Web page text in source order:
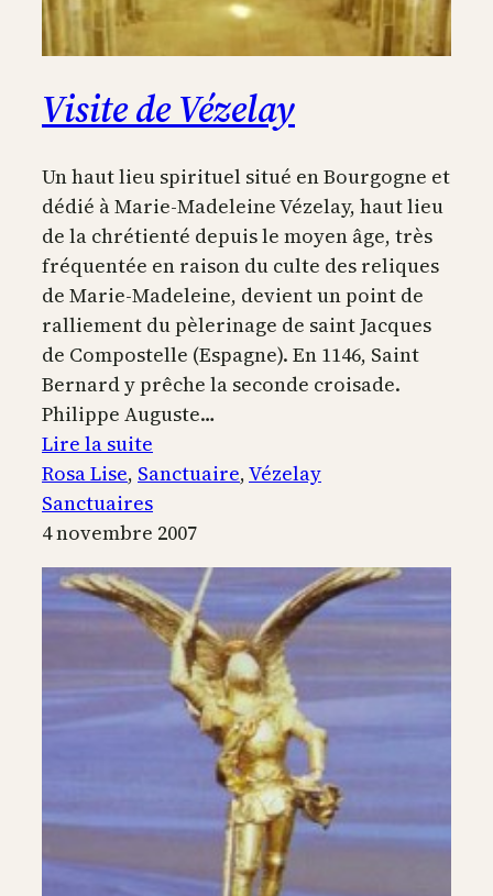
Visite de Vézelay
Un haut lieu spirituel situé en Bourgogne et
dédié à Marie-Madeleine Vézelay, haut lieu
de la chrétienté depuis le moyen âge, très
fréquentée en raison du culte des reliques
de Marie-Madeleine, devient un point de
ralliement du pèlerinage de saint Jacques
de Compostelle (Espagne). En 1146, Saint
Bernard y prêche la seconde croisade.
Philippe Auguste…
Lire la suite
Visite
de
Vézelay
Rosa Lise, Sanctuaire, Vézelay
Sanctuaires
4 novembre 2007